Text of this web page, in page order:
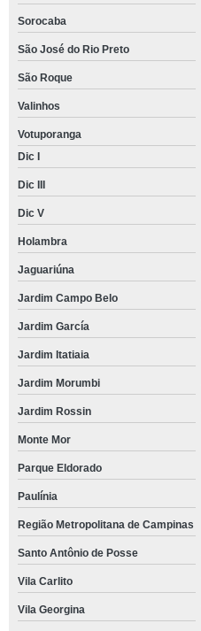
Sorocaba
São José do Rio Preto
São Roque
Valinhos
Votuporanga
Dic I
Dic III
Dic V
Holambra
Jaguariúna
Jardim Campo Belo
Jardim García
Jardim Itatiaia
Jardim Morumbi
Jardim Rossin
Monte Mor
Parque Eldorado
Paulínia
Região Metropolitana de Campinas
Santo Antônio de Posse
Vila Carlito
Vila Georgina